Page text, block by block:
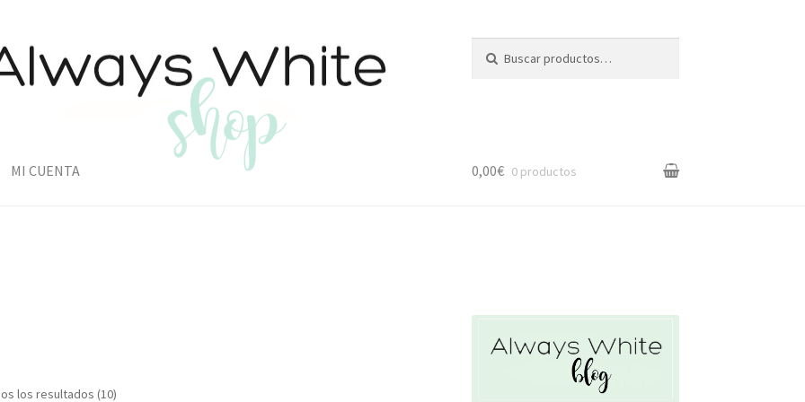
por:
Buscar
MI CUENTA 0,00€ 0 productos
los resultados (10)